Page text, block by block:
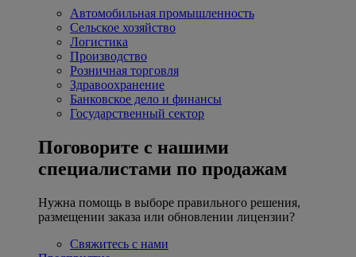
Автомобильная промышленность
Сельское хозяйство
Логистика
Производство
Розничная торговля
Здравоохранение
Банковское дело и финансы
Государственный сектор
Поговорите с нашими
специалистами по продажам
Нужна помощь в выборе правильного решения,
размещении заказа или обновлении лицензии?
Свяжитесь с нами